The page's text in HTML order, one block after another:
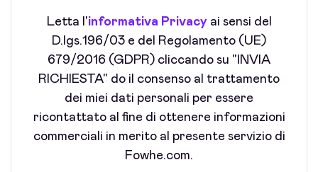
Letta l'informativa Privacyai sensi del
D.lgs.196/03 e del Regolamento (UE)
679/2016 (GDPR) cliccando su "INVIA
RICHIESTA" do il consenso al trattamento
dei miei dati personali per essere
ricontattato al fine di ottenere informazioni
commerciali in merito al presente servizio di
Fowhe.com.